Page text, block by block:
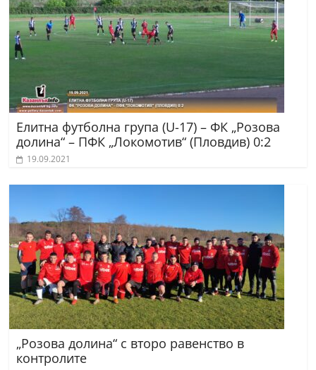
Елитна футболна група (U-17) – ФК „Розова
долина“ – ПФК „Локомотив“ (Пловдив) 0:2
19.09.2021
„Розова долина“ с второ равенство в
контролите